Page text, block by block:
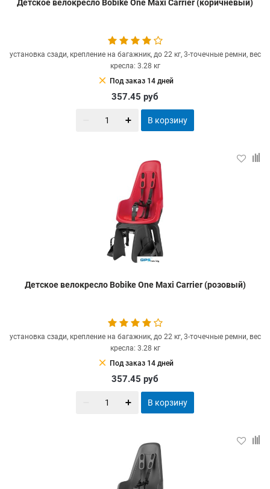
Детское велокресло Bobike One Maxi Carrier (коричневый)
установка сзади, крепление на багажник, до 22 кг, 3-точечные ремни, вес
кресла: 3.28 кг
clear Под заказ 14 дней
357.45 руб
В корзину
Детское велокресло Bobike One Maxi Carrier (розовый)
установка сзади, крепление на багажник, до 22 кг, 3-точечные ремни, вес
кресла: 3.28 кг
clear Под заказ 14 дней
357.45 руб
В корзину